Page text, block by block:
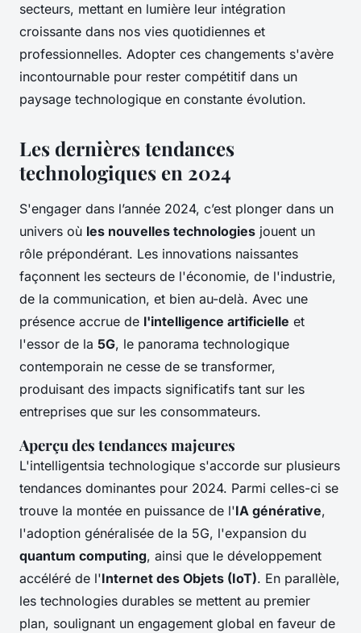
secteurs, mettant en lumière leur intégration
croissante dans nos vies quotidiennes et
professionnelles. Adopter ces changements s'avère
incontournable pour rester compétitif dans un
paysage technologique en constante évolution.
Les dernières tendances
technologiques en 2024
S'engager dans l’année 2024, c’est plonger dans un
univers où les nouvelles technologies jouent un
rôle prépondérant. Les innovations naissantes
façonnent les secteurs de l'économie, de l'industrie,
de la communication, et bien au-delà. Avec une
présence accrue de l'intelligence artificielle et
l'essor de la 5G, le panorama technologique
contemporain ne cesse de se transformer,
produisant des impacts significatifs tant sur les
entreprises que sur les consommateurs.
Aperçu des tendances majeures
L'intelligentsia technologique s'accorde sur plusieurs
tendances dominantes pour 2024. Parmi celles-ci se
trouve la montée en puissance de l'IA générative,
l'adoption généralisée de la 5G, l'expansion du
quantum computing, ainsi que le développement
accéléré de l'Internet des Objets (IoT). En parallèle,
les technologies durables se mettent au premier
plan, soulignant un engagement global en faveur de